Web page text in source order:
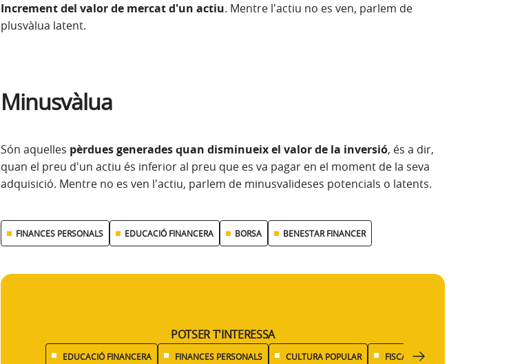
Increment del valor de mercat d'un actiu. Mentre l'actiu no es ven, parlem de
plusvàlua latent.
Minusvàlua
Són aquelles pèrdues generades quan disminueix el valor de la inversió, és a dir,
quan el preu d'un actiu és inferior al preu que es va pagar en el moment de la seva
adquisició. Mentre no es ven l'actiu, parlem de minusvalideses potencials o latents.
FINANCES PERSONALS EDUCACIÓ FINANCERA BORSA BENESTAR FINANCER
POTSER T'INTERESSA
EDUCACIÓ FINANCERA FINANCES PERSONALS CULTURA POPULAR FISCALITAT